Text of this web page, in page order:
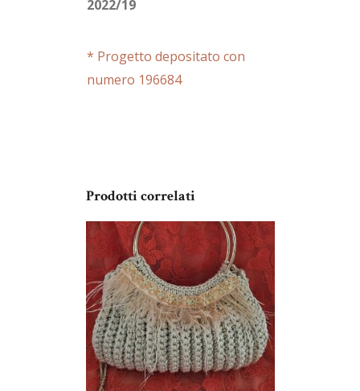
2022/19
* Progetto depositato con
numero 196684
Prodotti correlati